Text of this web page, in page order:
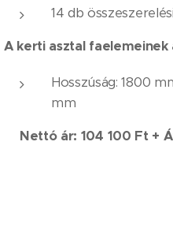
14 db
A kerti asztal faelemeinek
Hosszúság: 1800
mm
Nettó ár: 104 100 Ft +